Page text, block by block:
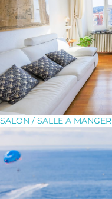
SALON / SALLE A MANGER